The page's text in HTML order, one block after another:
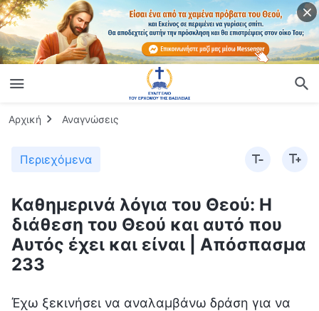
Αρχική Αναγνώσεις
Περιεχόμενα
Καθημερινά λόγια του Θεού: Η
διάθεση του Θεού και αυτό που
Αυτός έχει και είναι | Απόσπασμα
233
Έχω ξεκινήσει να αναλαμβάνω δράση για να